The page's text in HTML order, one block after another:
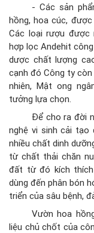
- Các sản
hồng, hoa cúc,
Các loại rượu được
hợp lọc Andehit
dược chất lượng
cạnh đó Công ty
nhiên, Mật ong
tưởng lựa chọn.
Để cho ra đời
nghệ vi sinh cải tạo
nhiều chất dinh
từ chất thải chăn
đất từ đó kích
dùng đến phân bón
triển của sâu bệnh,
Vườn hoa
liệu chủ chốt của